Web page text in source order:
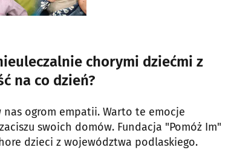
chorymi dziećmi z
na co dzień?
ogrom empatii. Warto te emocje
swoich domów. Fundacja "Pomóż Im"
dzieci z województwa podlaskiego.